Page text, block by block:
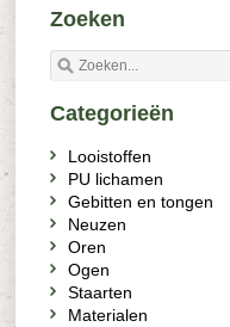
Zoeken
Categorieën
Looistoffen
PU lichamen
Gebitten en tongen
Neuzen
Oren
Ogen
Staarten
Materialen